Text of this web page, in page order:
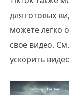
для готовых
можете легко
свое видео.
ускорить